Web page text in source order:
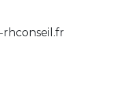
rhconseil.fr